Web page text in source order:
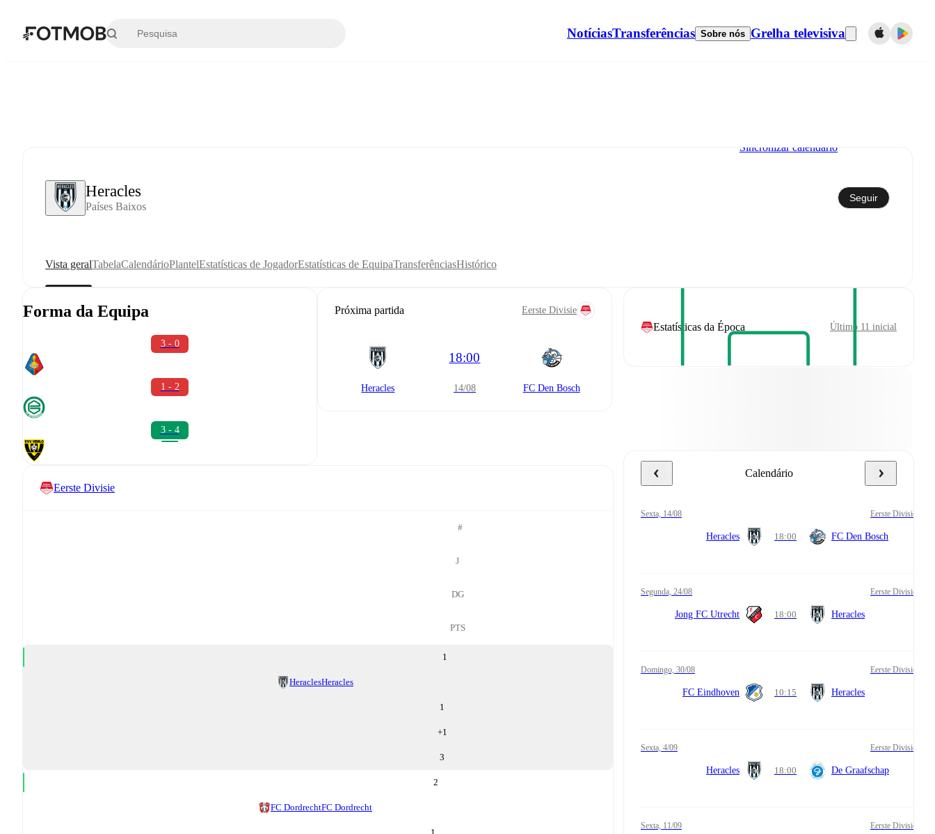
NotíciasTransferências Sobre nós Grelha televisiva
Heracles
Países Baixos
Sincronizar calendário
Seguir
Vista geralTabelaCalendárioPlantelEstatísticas de JogadorEstatísticas de EquipaTransferênciasHistórico
Forma da Equipa
3 - 0
1 - 2
3 - 4
Próxima partida Eerste Divisie
Heracles
18:00
14/08 FC Den Bosch
Eerste Divisie
#
J
DG
PTS
1
HeraclesHeracles
1
+1
3
2
FC DordrechtFC Dordrecht
Estatísticas da Época Último 11 inicial
Calendário
sexta, 14/08 Eerste Divisie
Heracles 18:00 FC Den Bosch
segunda, 24/08 Eerste Divisie
Jong FC Utrecht 18:00 Heracles
domingo, 30/08 Eerste Divisie
FC Eindhoven 10:15 Heracles
sexta, 4/09 Eerste Divisie
Heracles 18:00 De Graafschap
sexta, 11/09 Eerste Divisie